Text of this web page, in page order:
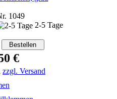
1049
2-5 Tage
€
zzgl. Versand